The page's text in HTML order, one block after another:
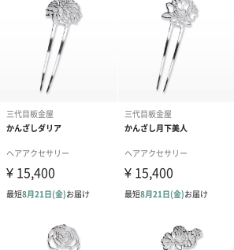
なぜステンレス製なの？
素材は、とても硬く、強いステンレス製。
汚れた際は水でサッと洗ってもOK。
また、ステンレスは金属イオンが溶け出し
ーをお持ちの方でも安心。
そして重さは約20~30gと、1日中つけてい